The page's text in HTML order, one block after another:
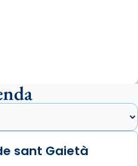
Juliana i
màrtirs.
sant Gaietà